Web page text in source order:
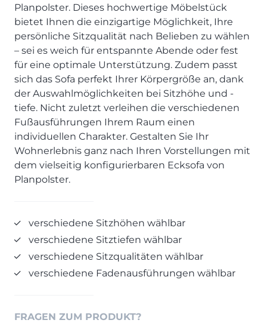
Bar- & Barhockersysteme
Beimöbel
Einzelstühle & Stuhlsysteme
Einzeltische & Tischsysteme
ALLES ANZEIGEN
SOFA, COUCH & CO.
2er Sofas & Funktionssofas
Systemgarnituren Leder
Systemgarnituren Stoff
Sessel & Hocker
ALLES ANZEIGEN
KÜCHENTECHNIK
Dunstabzug im Kochfeld
Bora - The end of normal
Neff - Mehr Raum für Kreativität
Siemens - Intelligente Lösungen für dein Zuhause
Liebherr - hat den Kühlschrank zwar nicht neu erfunden.
Aber fast.
Naber - Für die perfekte Küche
Quooker – Der Wasserhahn, der alles kann
Systemceram - Das Geheimnis langlebiger
PROSPEKTE
Lebensraum Küche
Prisma Journal
KÜCHEN PROSPEKTE
Lebensraum Küche
Prisma Journal
KÜCHENTECHNIK
Neff - Mehr Raum für Kreativität
BORA - The end of normal
AKTIONEN
Der neue MDS Prospekt
25 Küchen zu Sonderkonditionen
SCHLAFZIMMER
ALLES ANZEIGEN
ESSZIMMER
ALLES ANZEIGEN
KÜCHE
ALLE ANZEIGEN
Historie & Philosophie
360° Rundgang
Kunden-Bewertungen
Über uns
UNSER SERVICE
Aufmaß-Service
Entsorgungs-Service
Finanzkauf-Service
Montage-Service
Interior Design Service
Küchenfachberater (m/w/d)
Planpolster. Dieses hochwertige Möbelstück
bietet Ihnen die einzigartige Möglichkeit, Ihre
persönliche Sitzqualität nach Belieben zu wählen
– sei es weich für entspannte Abende oder fest
für eine optimale Unterstützung. Zudem passt
sich das Sofa perfekt Ihrer Körpergröße an, dank
der Auswahlmöglichkeiten bei Sitzhöhe und -
tiefe. Nicht zuletzt verleihen die verschiedenen
Fußausführungen Ihrem Raum einen
individuellen Charakter. Gestalten Sie Ihr
Wohnerlebnis ganz nach Ihren Vorstellungen mit
dem vielseitig konfigurierbaren Ecksofa von
Planpolster.
verschiedene Sitzhöhen wählbar
verschiedene Sitztiefen wählbar
verschiedene Sitzqualitäten wählbar
verschiedene Fadenausführungen wählbar
FRAGEN ZUM PRODUKT?